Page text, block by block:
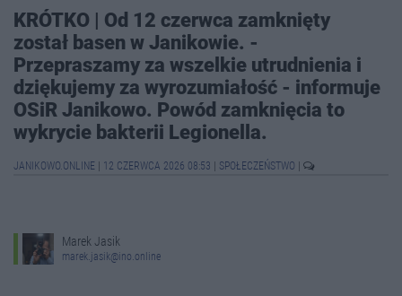
KRÓTKO | Od 12 czerwca zamknięty
został basen w Janikowie. -
Przepraszamy za wszelkie utrudnienia i
dziękujemy za wyrozumiałość - informuje
OSiR Janikowo. Powód zamknięcia to
wykrycie bakterii Legionella.
JANIKOWO.ONLINE 12 CZERWCA 2026 08:53 SPOŁECZEŃSTWO
Marek Jasik
marek.jasik@ino.online